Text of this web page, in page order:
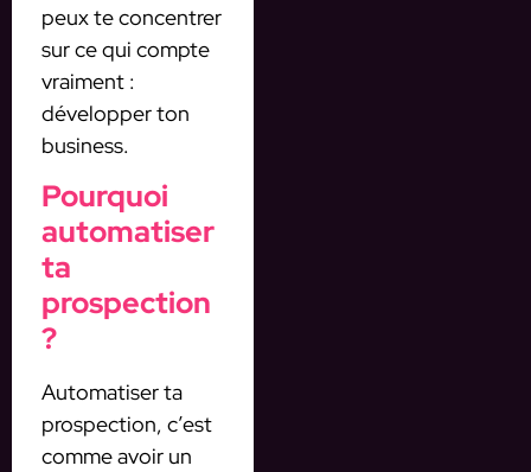
peux te concentrer
sur ce qui compte
vraiment :
développer ton
business.
Pourquoi
automatiser
ta
prospection
?
Automatiser ta
prospection, c’est
comme avoir un